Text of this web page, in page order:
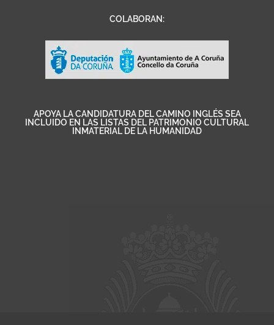
COLABORAN:
APOYA LA CANDIDATURA DEL CAMINO INGLÉS SEA
INCLUIDO EN LAS LISTAS DEL PATRIMONIO CULTURAL
INMATERIAL DE LA HUMANIDAD